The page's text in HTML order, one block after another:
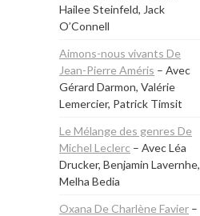
Hailee Steinfeld, Jack
O’Connell
Aimons-nous vivants De
Jean-Pierre Améris – Avec
Gérard Darmon, Valérie
Lemercier, Patrick Timsit
Le Mélange des genres De
Michel Leclerc – Avec Léa
Drucker, Benjamin Lavernhe,
Melha Bedia
Oxana De Charlène Favier –